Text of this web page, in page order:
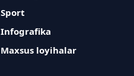
Sport
Infografika
Maxsus loyihalar